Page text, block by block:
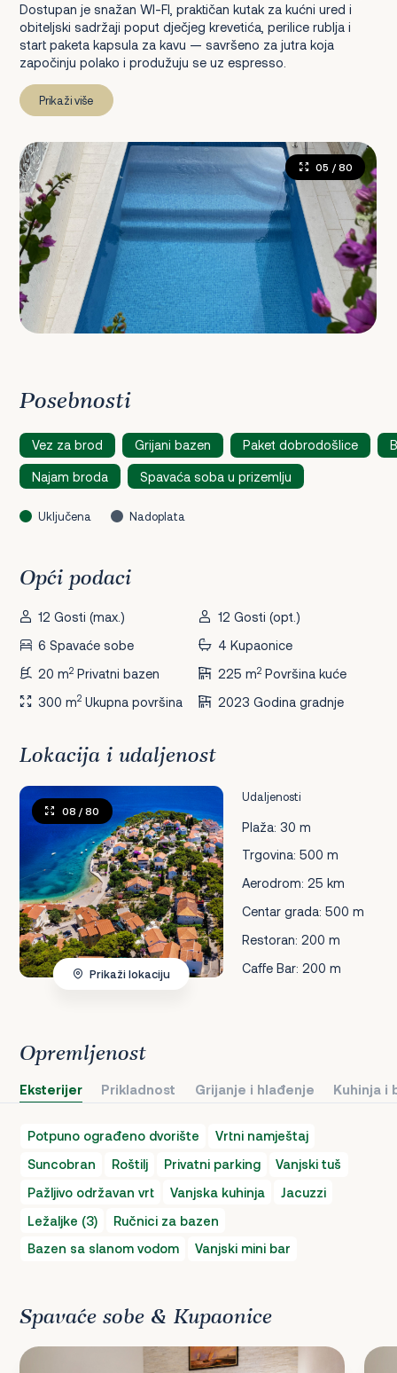
Dostupan je snažan WI-FI, praktičan kutak za kućni ured i
obiteljski sadržaji poput dječjeg krevetića, perilice rublja i
start paketa kapsula za kavu — savršeno za jutra koja
započinju polako i produžuju se uz espresso.
Prikaži više
05 / 80
Posebnosti
Vez za brod Grijani bazen Paket dobrodošlice
Najam broda Spavaća soba u prizemlju
Uključena Nadoplata
Opći podaci
12 Gosti (max.)
12 Gosti (opt.)
6 Spavaće sobe
4 Kupaonice
20 m2 Privatni bazen 225 m2Površina kuće
300 m2 Ukupna površina 2023 Godina gradnje
Lokacija i udaljenost
Udaljenosti
Plaža: 30 m
Trgovina: 500 m
Aerodrom: 25 km
Centar grada: 500 m
Restoran: 200 m
Caffe Bar: 200 m
08 / 80
Prikaži lokaciju
Opremljenost
Eksterijer Prikladnost Grijanje i hlađenje Kuhinja i
Potpuno ograđeno dvorište
Vrtni namještaj
Suncobran
Roštilj Privatni parking
Vanjski tuš
Pažljivo održavan vrt
Vanjska kuhinja
Jacuzzi
Ležaljke (3)
Ručnici za bazen
Bazen sa slanom vodom
Vanjski mini bar
Spavaće sobe & Kupaonice